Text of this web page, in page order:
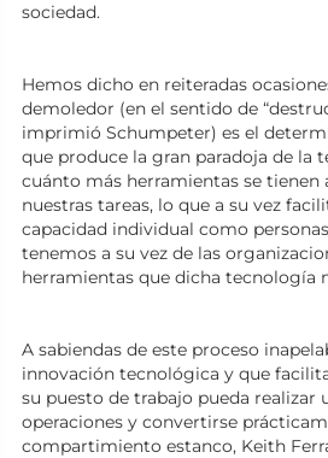
sociedad.
Hemos dicho en reiteradas
demoledor (en el sentido de
imprimió Schumpeter) es el
que produce la gran paradoja de la
cuánto más herramientas se tienen
nuestras tareas, lo que a su vez
capacidad individual como
tenemos a su vez de las
herramientas que dicha tecnología
A sabiendas de este proceso
innovación tecnológica y que
su puesto de trabajo pueda realizar
operaciones y convertirse
compartimiento estanco, Keith